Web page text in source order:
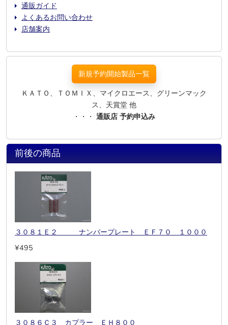
通販ガイド
よくあるお問い合わせ
店舗案内
新規予約開始製品一覧
ＫＡＴＯ、ＴＯＭＩＸ、マイクロエース、グリーンマック
ス、天賞堂 他
・・・ 通販店 予約申込み
前後の商品
３０８１Ｅ２ ナンバープレート ＥＦ７０ １０００
¥495
３０８６Ｃ３ カプラー ＥＨ８００